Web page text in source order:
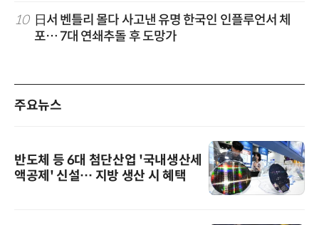
10 日서 벤틀리 몰다 사고낸 유명 한국인 인플루언서 체
포… 7대 연쇄추돌 후 도망가
주요뉴스
반도체 등 6대 첨단산업 '국내생산세
액공제' 신설… 지방 생산 시 혜택